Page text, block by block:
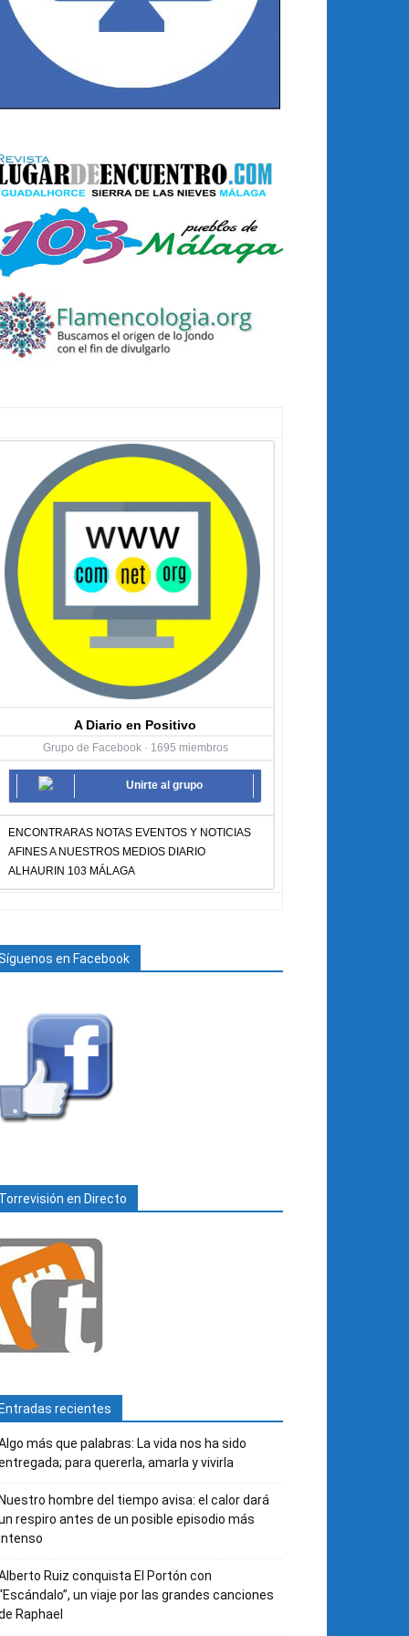
A Diario en Positivo
Grupo de Facebook · 1695 miembros
Unirte al grupo
ENCONTRARAS NOTAS EVENTOS Y NOTICIAS
AFINES A NUESTROS MEDIOS DIARIO
ALHAURIN 103 MÁLAGA
en Facebook
en Directo
recientes
más que palabras: La vida nos ha sido
para quererla, amarla y vivirla
hombre del tiempo avisa: el calor dará
respiro antes de un posible episodio más
Ruiz conquista El Portón con
un viaje por las grandes canciones
Raphael